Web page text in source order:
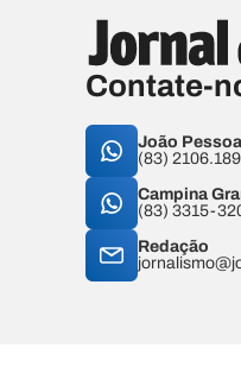
Contate-
João Pessoa
(83)
Campina
(83) 3315-
Redação